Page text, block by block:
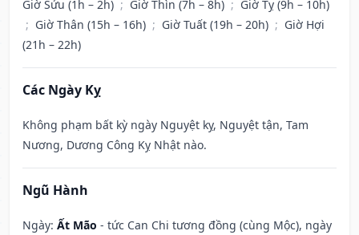
Giờ Sửu (1h – 2h) ; Giờ Thìn (7h – 8h) ; Giờ Tỵ (9h – 10h)
; Giờ Thân (15h – 16h) ; Giờ Tuất (19h – 20h) ; Giờ Hợi
(21h – 22h)
Các Ngày Kỵ
Không phạm bất kỳ ngày Nguyệt kỵ, Nguyệt tận, Tam
Nương, Dương Công Kỵ Nhật nào.
Ngũ Hành
Ngày: Ất Mão - tức Can Chi tương đồng (cùng Mộc), ngày